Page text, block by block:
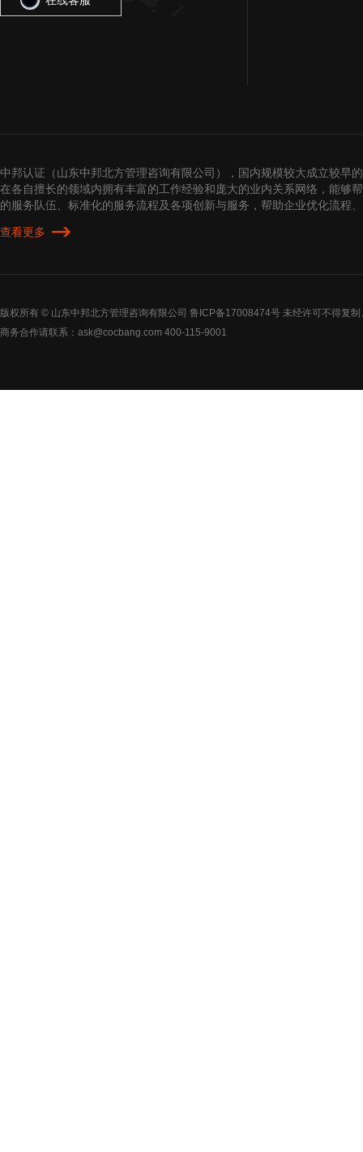
中邦认证（山东中邦北方管理咨询有限公司），国内规模较大成立较早
在各自擅长的领域内拥有丰富的工作经验和庞大的业内关系网络，能够
的服务队伍、标准化的服务流程及各项创新与服务，帮助企业优化流程
查看更多
版权所有 © 山东中邦北方管理咨询有限公司 鲁ICP备17008474号 未经许可不得复
商务合作请联系：ask@cocbang.com 400-115-9001